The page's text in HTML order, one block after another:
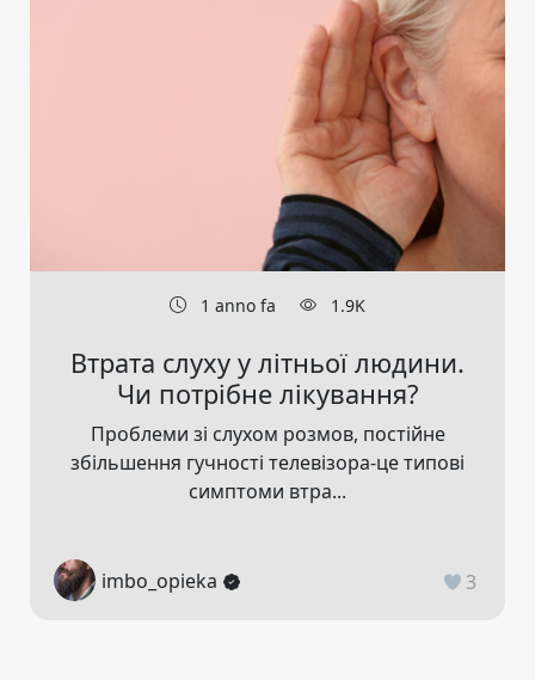
1 anno fa 1.9K
Втрата слуху у літньої людини.
Чи потрібне лікування?
Проблеми зі слухом розмов, постійне
збільшення гучності телевізора-це типові
симптоми втра...
imbo_opieka 3